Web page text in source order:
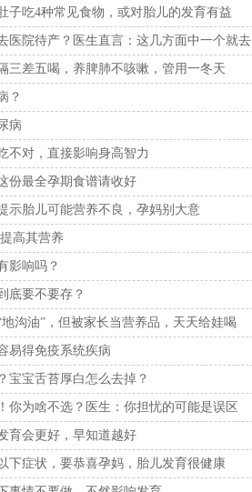
子吃4种常见食物，或对胎儿的发育有益
医院待产？医生直言：这几方面中一个就去
三差五喝，养脾肺不咳嗽，管用一冬天
？
病
不对，直接影响身高智力
份最全孕期食谱请收好
示胎儿可能营养不良，孕妈别大意
高其营养
影响吗？
底要不要存？
沟油”，但被家长当营养品，天天给娃喝
易得免疫系统疾病
宝宝舌苔厚白怎么去掉？
你为啥不选？医生：你担忧的可能是误区
育会更好，早知道越好
下症状，要恭喜孕妈，胎儿发育很健康